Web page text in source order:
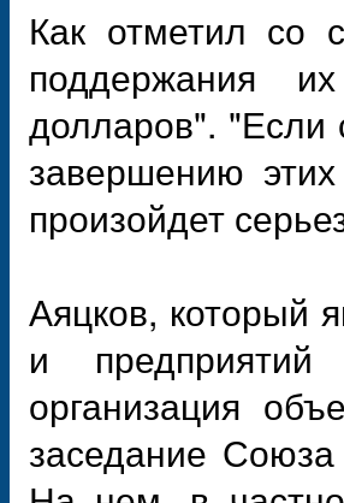
Как отметил со
поддержания
долларов". "Если
завершению
произойдет
Аяцков, который
и
организация
заседание